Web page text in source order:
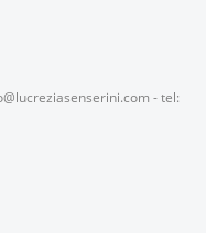
- tel: